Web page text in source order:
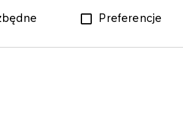
Preferencje